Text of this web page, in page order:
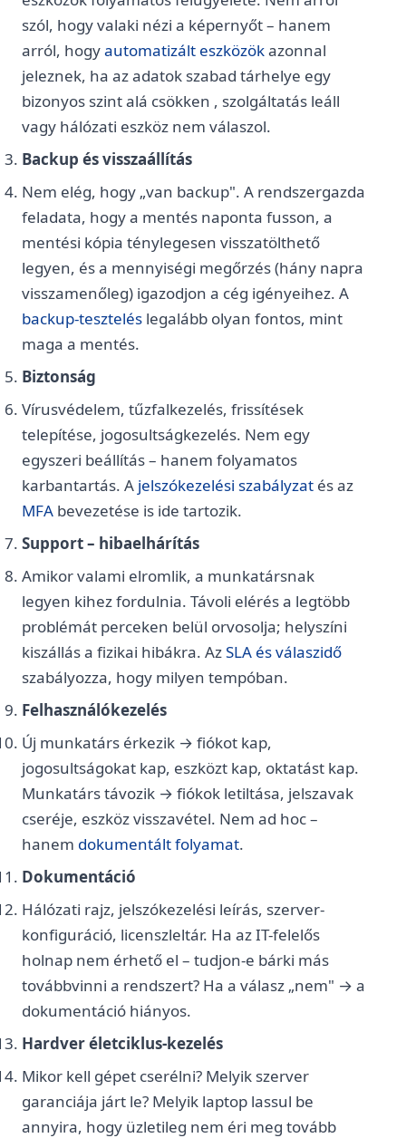
szól, hogy valaki nézi a képernyőt – hanem
arról, hogyautomatizált eszközökazonnal
jeleznek, ha az adatok szabad tárhelye egy
bizonyos szint alá csökken , szolgáltatás leáll
vagy hálózati eszköz nem válaszol.
Backup és visszaállítás
Nem elég, hogy „van backup". A rendszergazda
feladata, hogy a mentés naponta fusson, a
mentési kópia ténylegesen visszatölthető
legyen, és a mennyiségi megőrzés (hány napra
visszamenőleg) igazodjon a cég igényeihez. A
backup-tesztelés legalább olyan fontos, mint
maga a mentés.
Biztonság
Vírusvédelem, tűzfalkezelés, frissítések
telepítése, jogosultságkezelés. Nem egy
egyszeri beállítás – hanem folyamatos
karbantartás. A jelszókezelési szabályzat és az
MFA bevezetése is ide tartozik.
Support – hibaelhárítás
Amikor valami elromlik, a munkatársnak
legyen kihez fordulnia. Távoli elérés a legtöbb
problémát perceken belül orvosolja; helyszíni
kiszállás a fizikai hibákra. AzSLA és válaszidő
szabályozza, hogy milyen tempóban.
Felhasználókezelés
Új munkatárs érkezik → fiókot kap,
jogosultságokat kap, eszközt kap, oktatást kap.
Munkatárs távozik → fiókok letiltása, jelszavak
cseréje, eszköz visszavétel. Nem ad hoc –
hanem dokumentált folyamat.
Dokumentáció
Hálózati rajz, jelszókezelési leírás, szerver-
konfiguráció, licenszleltár. Ha az IT-felelős
holnap nem érhető el – tudjon-e bárki más
továbbvinni a rendszert? Ha a válasz „nem" → a
dokumentáció hiányos.
Hardver életciklus-kezelés
Mikor kell gépet cserélni? Melyik szerver
garanciája járt le? Melyik laptop lassul be
annyira, hogy üzletileg nem éri meg tovább